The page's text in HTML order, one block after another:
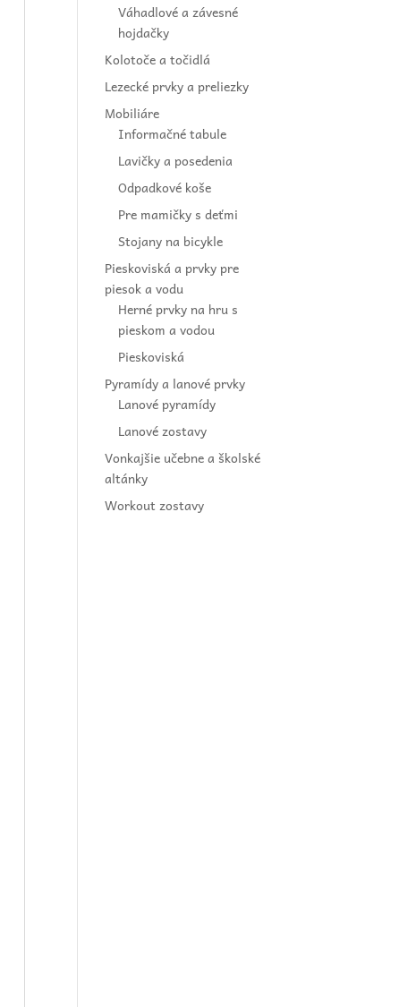
Váhadlové a závesné
hojdačky
Kolotoče a točidlá
Lezecké prvky a preliezky
Mobiliáre
Informačné tabule
Lavičky a posedenia
Odpadkové koše
Pre mamičky s deťmi
Stojany na bicykle
Pieskoviská a prvky pre
piesok a vodu
Herné prvky na hru s
pieskom a vodou
Pieskoviská
Pyramídy a lanové prvky
Lanové pyramídy
Lanové zostavy
Vonkajšie učebne a školské
altánky
Workout zostavy